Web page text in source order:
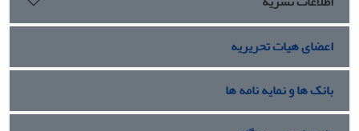
اعضای هیات تحریریه
بانک ها و نمایه نامه ها